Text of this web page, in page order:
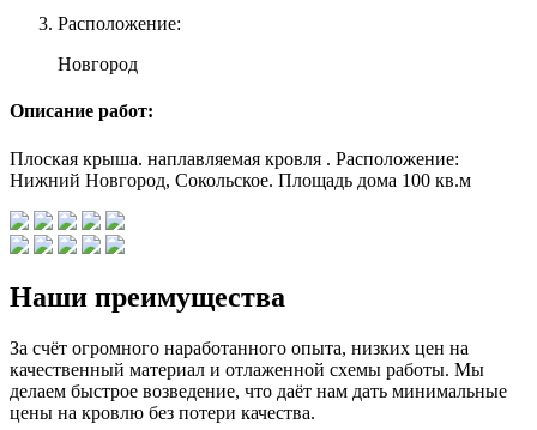
Расположение:
Новгород
Описание работ:
Плоская крыша. наплавляемая кровля . Расположение:
Нижний Новгород, Сокольское. Площадь дома 100 кв.м
Наши преимущества
За счёт огромного наработанного опыта, низких цен на
качественный материал и отлаженной схемы работы. Мы
делаем быстрое возведение, что даёт нам дать минимальные
цены на кровлю без потери качества.